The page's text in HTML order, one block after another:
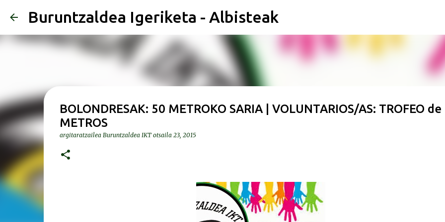
Saltatu eta joan eduki nagusira
Buruntzaldea Igeriketa - Albisteak
BOLONDRESAK: 50 METROKO SARIA | VOLUNTARIOS/AS: TROFEO de
METROS
argitaratzailea Buruntzaldea IKT otsaila 23, 2015